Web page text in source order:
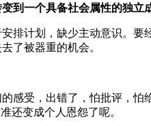
到一个具备社会属性的独立
排计划，缺少主动意识。要
了被器重的机会。
感受，出错了，怕批评，怕
还变成个人恩怨了呢。